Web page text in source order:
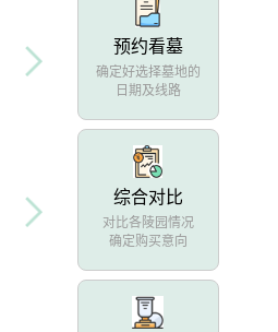
预约看墓
确定好选择墓地的
日期及线路
综合对比
对比各陵园情况
确定购买意向